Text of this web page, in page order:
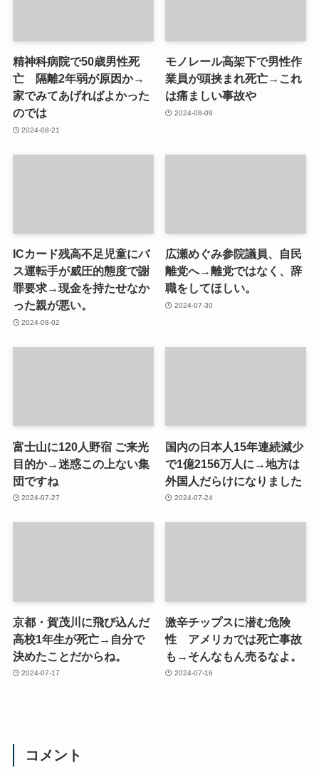
精神科病院で50歳男性死
亡 隔離2年弱が原因か→
家でみてあげればよかった
のでは
2024-08-21
モノレール高架下で男性作
業員が頭挟まれ死亡→これ
は痛ましい事故や
2024-08-09
ICカード残高不足児童にバ
ス運転手が威圧的態度で謝
罪要求→現金を持たせなか
った親が悪い。
2024-08-02
広瀬めぐみ参院議員、自民
離党へ→離党ではなく、辞
職をしてほしい。
2024-07-30
富士山に120人野宿 ご来光
目的か→迷惑この上ない集
団ですね
2024-07-27
国内の日本人15年連続減少
で1億2156万人に→地方は
外国人だらけになりました
2024-07-24
京都・賀茂川に飛び込んだ
高校1年生が死亡→自分で
決めたことだからね。
2024-07-17
激辛チップスに潜む危険
性 アメリカでは死亡事故
も→そんなもん売るなよ。
2024-07-16
コメント